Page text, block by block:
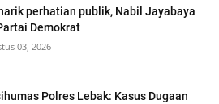
perhatian publik, Nabil Jayabaya
Demokrat
03, 2026
Polres Lebak: Kasus Dugaan